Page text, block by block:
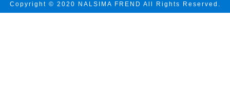
Copyright © 2020 NALSIMA FREND All Rights Reserved.